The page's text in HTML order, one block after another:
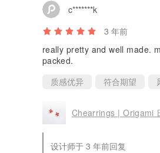
c*******k
3 年前
really pretty and well made.
packed.
质感优异
符合期望
Chearrings | Origami
设计师于 3 年前回复